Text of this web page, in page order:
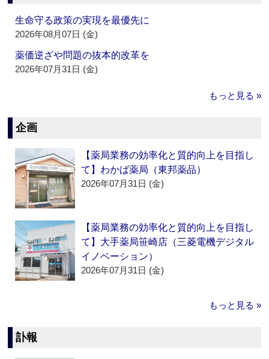
生命守る政策の実現を最優先に
2026年08月07日 (金)
薬価逆ざや問題の抜本的改革を
2026年07月31日 (金)
もっと見る »
企画
【薬局業務の効率化と質的向上を目指し
て】わかば薬局（東邦薬品）
2026年07月31日 (金)
【薬局業務の効率化と質的向上を目指し
て】大手薬局笹崎店（三菱電機デジタル
イノベーション）
2026年07月31日 (金)
もっと見る »
訃報